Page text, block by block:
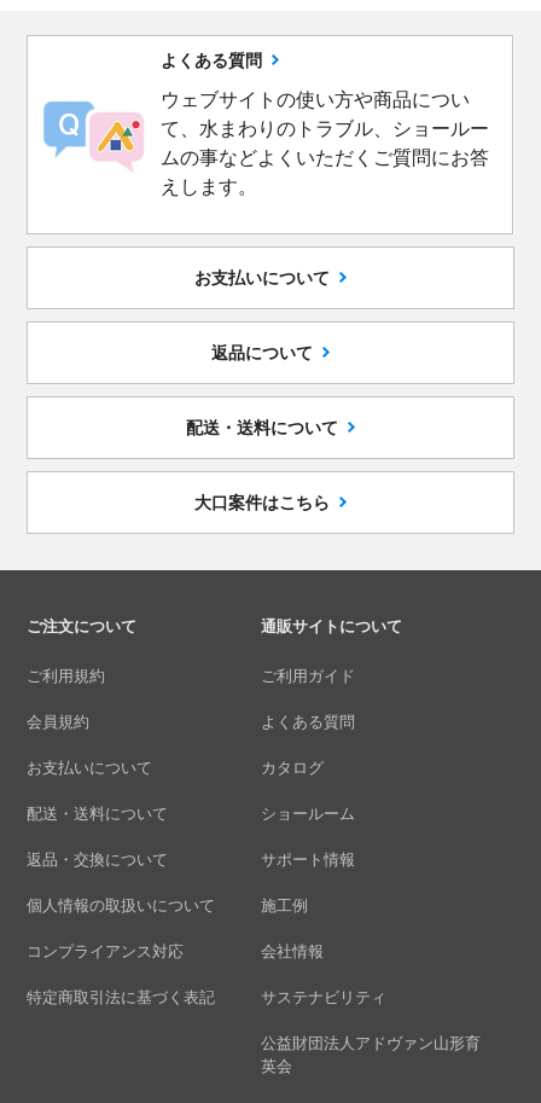
よくある質問
ウェブサイトの使い方や商品につい
て、水まわりのトラブル、ショールー
ムの事などよくいただくご質問にお答
えします。
お支払いについて
返品について
配送・送料について
大口案件はこちら
ご注文について
ご利用規約
会員規約
お支払いについて
配送・送料について
返品・交換について
個人情報の取扱いについて
コンプライアンス対応
特定商取引法に基づく表記
通販サイトについて
ご利用ガイド
よくある質問
カタログ
ショールーム
サポート情報
施工例
会社情報
サステナビリティ
公益財団法人アドヴァン山形育
英会